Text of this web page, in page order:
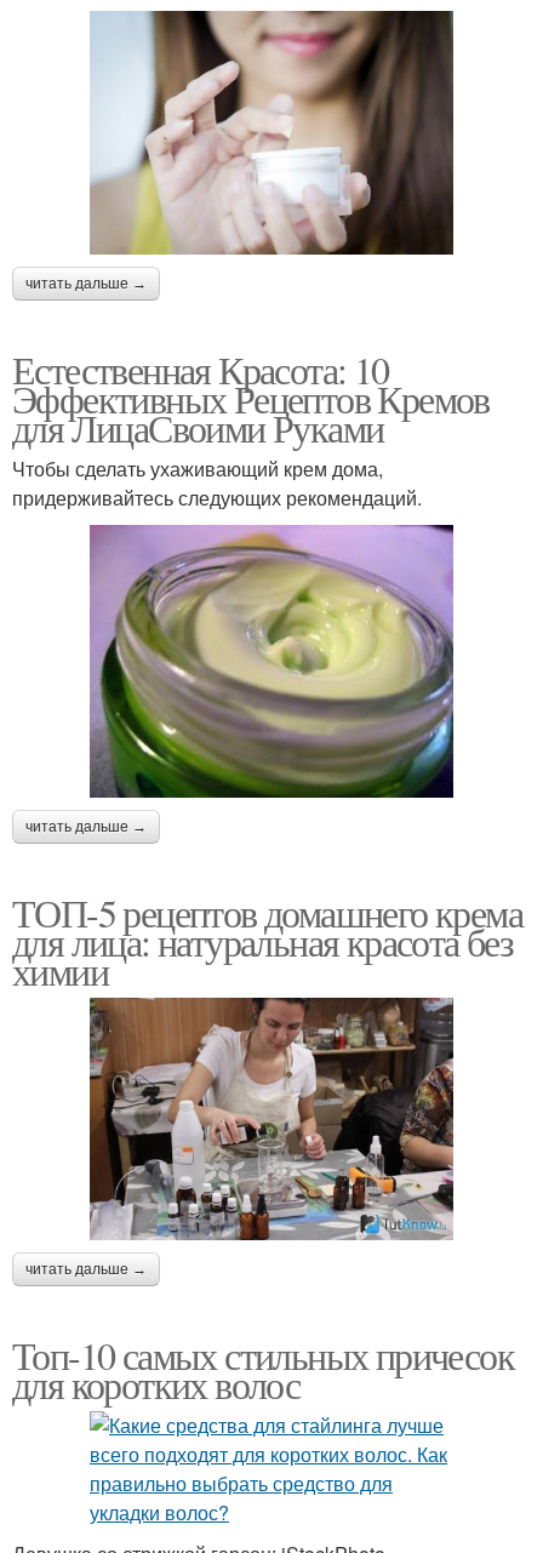
читать дальше →
Естественная Красота: 10
Эффективных Рецептов Кремов
для ЛицаСвоими Руками
Чтобы сделать ухаживающий крем дома,
придерживайтесь следующих рекомендаций.
читать дальше →
ТОП-5 рецептов домашнего крема
для лица: натуральная красота без
химии
читать дальше →
Топ-10 самых стильных причесок
для коротких волос